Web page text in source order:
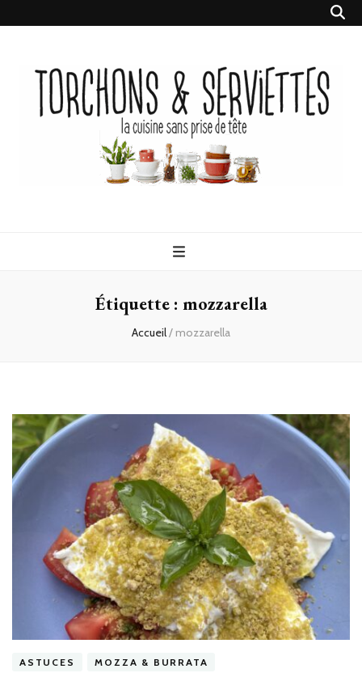
Serviettes
Étiquette : mozzarella
Accueil/ mozzarella
ASTUCES MOZZA & BURRATA